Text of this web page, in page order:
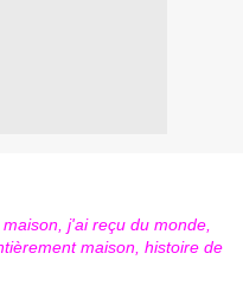
j'ai reçu du monde,
maison, histoire de